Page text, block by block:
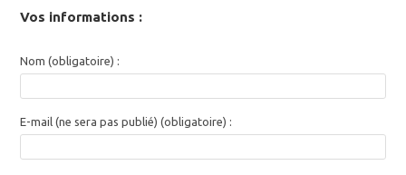
Vos informations :
Nom (obligatoire) :
E-mail (ne sera pas publié) (obligatoire) :